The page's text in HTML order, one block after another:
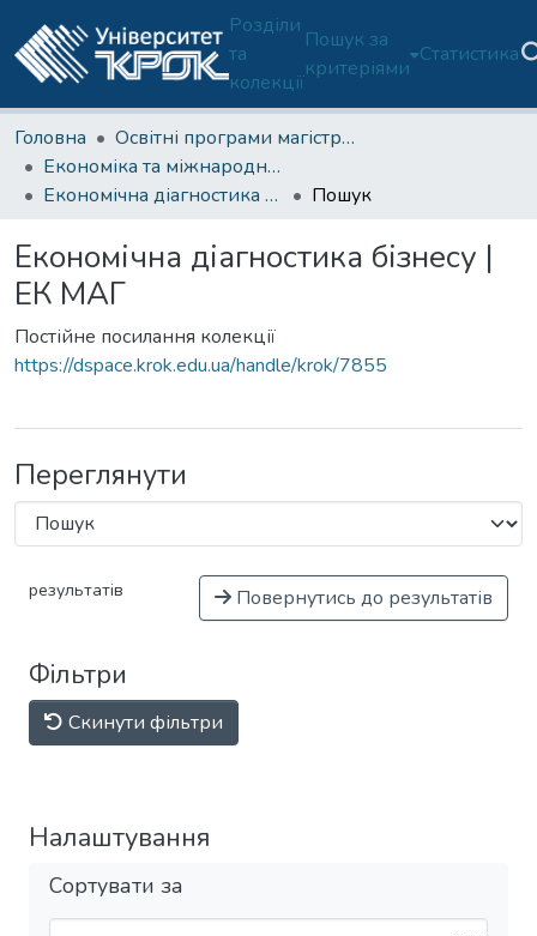
Розділи
та
колекції
Пошук за
критеріями
Статистика
Головна
Освітні програми магістратури
Економіка та міжнародні економічні відносини (ОП С1-М)
Економічна діагностика бізнесу | ЕК МАГ
Пошук
Економічна діагностика бізнесу |
ЕК МАГ
Постійне посилання колекції
https://dspace.krok.edu.ua/handle/krok/7855
Переглянути
результатів Повернутись до результатів
Фільтри
Скинути фільтри
Налаштування
Сортувати за